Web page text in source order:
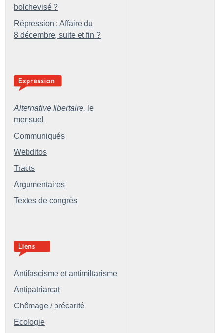
bolchevisé ?
Répression : Affaire du
8 décembre, suite et fin ?
Alternative libertaire, le
mensuel
Communiqués
Webditos
Tracts
Argumentaires
Textes de congrès
Antifascisme et antimiltarisme
Antipatriarcat
Chômage / précarité
Ecologie